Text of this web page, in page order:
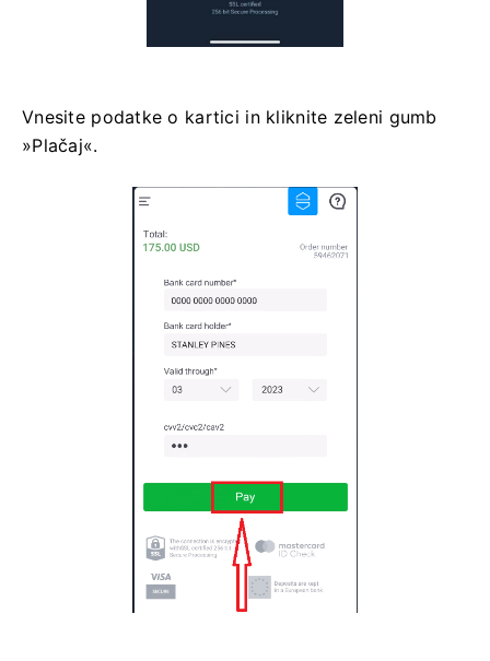
Vnesite podatke o kartici in kliknite zeleni gumb
»Plačaj«.